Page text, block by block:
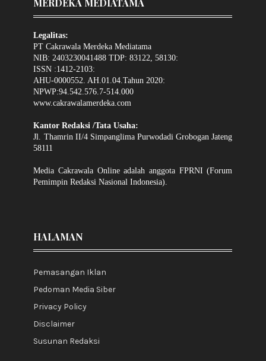
MERDEKA MEDIATAMA
Legalitas:
PT Cakrawala Merdeka Mediatama
NIB: 2403230041488 TDP: 83122, 58130:
ISSN :1412-2103:
AHU-0000552. AH.01.04.Tahun 2020:
NPWP:94.542.576.7-514.000
www.cakrawalamerdeka.com
Kantor Redaksi /Tata Usaha:
Jl. Thamrin II/4 Simpanglima Purwodadi Grobogan Jateng
58111
Media Cakrawala Online adalah anggota FPRNI (Forum
Pemimpin Redaksi Nasional Indonesia).
HALAMAN
Pemasangan Iklan
Pedoman Media Siber
Privacy Policy
Disclaimer
Susunan Redaksi